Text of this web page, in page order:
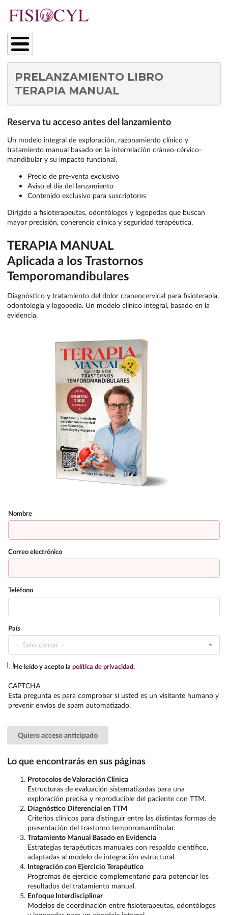
contenido
principal
PRELANZAMIENTO LIBRO
TERAPIA MANUAL
Reserva tu acceso antes del lanzamiento
Un modelo integral de exploración, razonamiento clínico y
tratamiento manual basado en la interrelación cráneo-cérvico-
mandibular y su impacto funcional.
Precio de pre-venta exclusivo
Aviso el día del lanzamiento
Contenido exclusivo para suscriptores
Dirigido a fisioterapeutas, odontólogos y logopedas que buscan
mayor precisión, coherencia clínica y seguridad terapéutica.
TERAPIA MANUAL
Aplicada a los Trastornos
Temporomandibulares
Diagnóstico y tratamiento del dolor craneocervical para fisioterapia,
odontología y logopedia. Un modelo clínico integral, basado en la
evidencia.
Datos
de
Nombre
Correo electrónico
Teléfono
País
– Seleccionar –
He leído y acepto la política de privacidad.
CAPTCHA
Esta pregunta es para comprobar si usted es un visitante humano y
prevenir envíos de spam automatizado.
Lo que encontrarás en sus páginas
Protocolos de Valoración Clínica
Estructuras de evaluación sistematizadas para una
exploración precisa y reproducible del paciente con TTM.
Diagnóstico Diferencial en TTM
Criterios clínicos para distinguir entre las distintas formas de
presentación del trastorno temporomandibular.
Tratamiento Manual Basado en Evidencia
Estrategias terapéuticas manuales con respaldo científico,
adaptadas al modelo de integración estructural.
Integración con Ejercicio Terapéutico
Programas de ejercicio complementario para potenciar los
resultados del tratamiento manual.
Enfoque Interdisciplinar
Modelos de coordinación entre fisioterapeutas, odontólogos